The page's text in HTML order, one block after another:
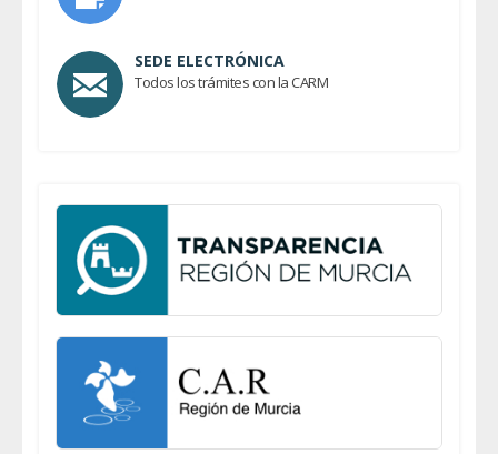
SEDE ELECTRÓNICA
Todos los trámites con la CARM